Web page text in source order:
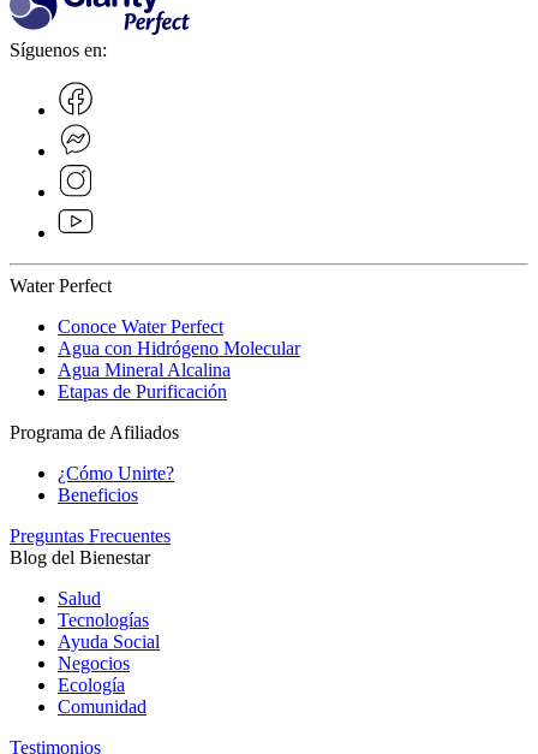
Síguenos en:
Water Perfect
Conoce Water Perfect
Agua con Hidrógeno Molecular
Agua Mineral Alcalina
Etapas de Purificación
Programa de Afiliados
¿Cómo Unirte?
Beneficios
Preguntas Frecuentes
Blog del Bienestar
Salud
Tecnologías
Ayuda Social
Negocios
Ecología
Comunidad
Testimonios